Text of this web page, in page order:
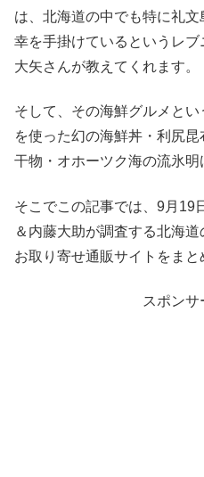
は、北海道の中でも特に礼
幸を手掛けているというレブ
大矢さんが教えてくれます。
そして、その海鮮グルメと
を使った幻の海鮮丼・利尻
干物・オホーツク海の流氷明
そこでこの記事では、9月19
＆内藤大助が調査する北海
お取り寄せ通販サイトをまと
スポンサ